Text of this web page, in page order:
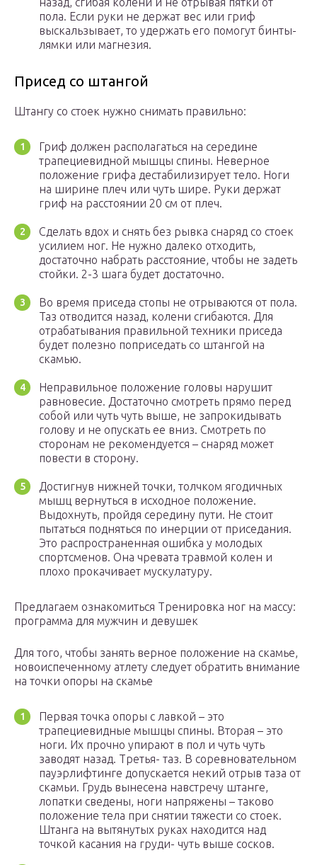
пола. Если руки не держат вес или гриф
выскальзывает, то удержать его помогут бинты-
лямки или магнезия.
Присед со штангой
Штангу со стоек нужно снимать правильно:
Гриф должен располагаться на середине
трапециевидной мышцы спины. Неверное
положение грифа дестабилизирует тело. Ноги
на ширине плеч или чуть шире. Руки держат
гриф на расстоянии 20 см от плеч.
Сделать вдох и снять без рывка снаряд со стоек
усилием ног. Не нужно далеко отходить,
достаточно набрать расстояние, чтобы не задеть
стойки. 2-3 шага будет достаточно.
Во время приседа стопы не отрываются от пола.
Таз отводится назад, колени сгибаются. Для
отрабатывания правильной техники приседа
будет полезно поприседать со штангой на
скамью.
Неправильное положение головы нарушит
равновесие. Достаточно смотреть прямо перед
собой или чуть чуть выше, не запрокидывать
голову и не опускать ее вниз. Смотреть по
сторонам не рекомендуется – снаряд может
повести в сторону.
Достигнув нижней точки, толчком ягодичных
мышц вернуться в исходное положение.
Выдохнуть, пройдя середину пути. Не стоит
пытаться подняться по инерции от приседания.
Это распространенная ошибка у молодых
спортсменов. Она чревата травмой колен и
плохо прокачивает мускулатуру.
Предлагаем ознакомиться Тренировка ног на массу:
программа для мужчин и девушек
Для того, чтобы занять верное положение на скамье,
новоиспеченному атлету следует обратить внимание
на точки опоры на скамье
Первая точка опоры с лавкой – это
трапециевидные мышцы спины. Вторая – это
ноги. Их прочно упирают в пол и чуть чуть
заводят назад. Третья- таз. В соревновательном
пауэрлифтинге допускается некий отрыв таза от
скамьи. Грудь вынесена навстречу штанге,
лопатки сведены, ноги напряжены – таково
положение тела при снятии тяжести со стоек.
Штанга на вытянутых руках находится над
точкой касания на груди- чуть выше сосков.